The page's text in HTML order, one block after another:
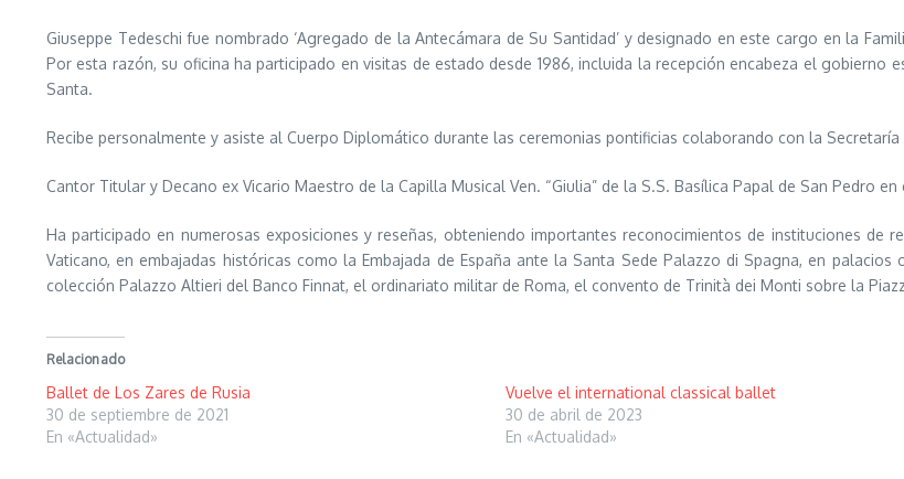
Giuseppe Tedeschi fue nombrado ‘Agregado de la Antecámara de Su Santidad’ y designado en este cargo en la
Por esta razón, su oficina ha participado en visitas de estado desde 1986, incluida la recepción encabeza el gobierno
Santa.
Recibe personalmente y asiste al Cuerpo Diplomático durante las ceremonias pontificias colaborando con la Secretaría
Cantor Titular y Decano ex Vicario Maestro de la Capilla Musical Ven. “Giulia” de la S.S. Basílica Papal de San Pedro
Ha participado en numerosas exposiciones y reseñas, obteniendo importantes reconocimientos de instituciones de
Vaticano, en embajadas históricas como la Embajada de España ante la Santa Sede Palazzo di Spagna, en
colección Palazzo Altieri del Banco Finnat, el ordinariato militar de Roma, el convento de Trinità dei Monti sobre la
Relacionado
Ballet de Los Zares de Rusia
30 de septiembre de 2021
En «Actualidad»
Vuelve el international classical ballet
30 de abril de 2023
En «Actualidad»